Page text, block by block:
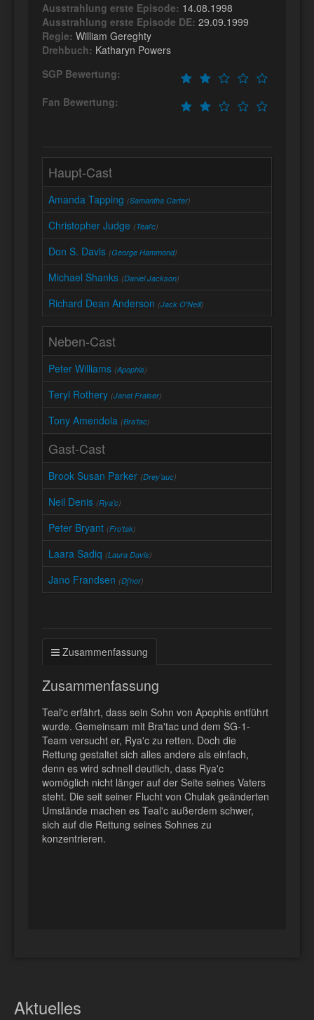
Ausstrahlung erste Episode: 14.08.1998
Ausstrahlung erste Episode DE: 29.09.1999
Regie: William Gereghty
Drehbuch: Katharyn Powers
SGP Bewertung:
Fan Bewertung:
Haupt-Cast
Amanda Tapping (Samantha Carter)
Christopher Judge (Teal'c)
Don S. Davis (George Hammond)
Michael Shanks (Daniel Jackson)
Richard Dean Anderson (Jack O'Neill)
Neben-Cast
Peter Williams (Apophis)
Teryl Rothery (Janet Fraiser)
Tony Amendola (Bra’tac)
Gast-Cast
Brook Susan Parker (Drey’auc)
Neil Denis (Rya’c)
Peter Bryant (Fro'tak)
Laara Sadiq (Laura Davis)
Jano Frandsen (Dj'nor)
Zusammenfassung
Zusammenfassung
Teal'c erfährt, dass sein Sohn von Apophis entführt
wurde. Gemeinsam mit Bra'tac und dem SG-1-
Team versucht er, Rya'c zu retten. Doch die
Rettung gestaltet sich alles andere als einfach,
denn es wird schnell deutlich, dass Rya'c
womöglich nicht länger auf der Seite seines Vaters
steht. Die seit seiner Flucht von Chulak geänderten
Umstände machen es Teal'c außerdem schwer,
sich auf die Rettung seines Sohnes zu
konzentrieren.
Aktuelles